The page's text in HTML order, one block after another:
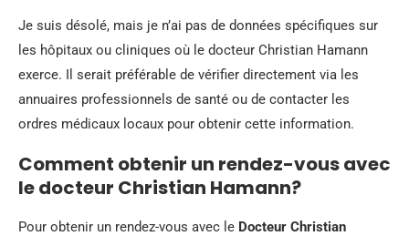
Je suis désolé, mais je n’ai pas de données spécifiques sur
les hôpitaux ou cliniques où le docteur Christian Hamann
exerce. Il serait préférable de vérifier directement via les
annuaires professionnels de santé ou de contacter les
ordres médicaux locaux pour obtenir cette information.
Comment obtenir un rendez-vous avec
le docteur Christian Hamann?
Pour obtenir un rendez-vous avec le Docteur Christian